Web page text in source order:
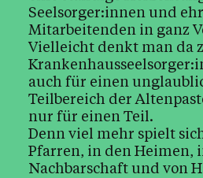
Kirche & Ich
Aktuelles
Kalender
Seelsorger:innen und
Mitarbeitenden in ganz
Vielleicht denkt man da
auch für einen
Teilbereich der
nur für einen Teil.
Denn viel mehr spielt
Pfarren, in den Heimen,
Nachbarschaft und von